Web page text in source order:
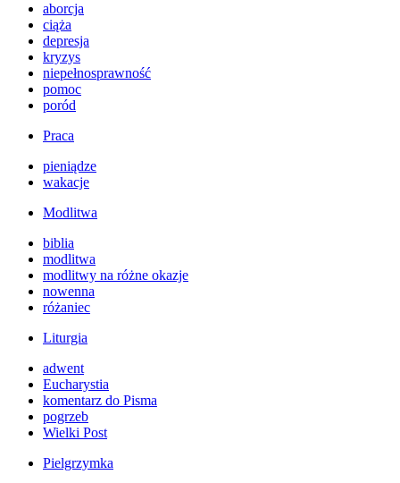
aborcja
ciąża
depresja
kryzys
niepełnosprawność
pomoc
poród
Praca
pieniądze
wakacje
Modlitwa
biblia
modlitwa
modlitwy na różne okazje
nowenna
różaniec
Liturgia
adwent
Eucharystia
komentarz do Pisma
pogrzeb
Wielki Post
Pielgrzymka